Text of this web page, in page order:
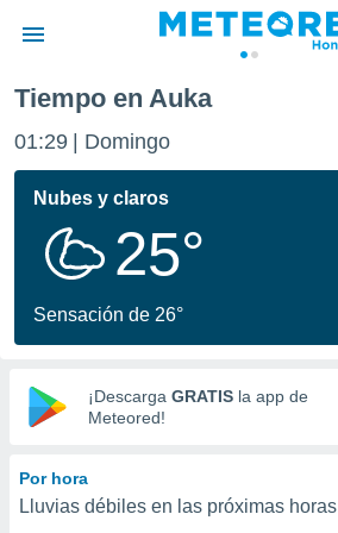
de
ha sido
calidad.
a este
las
y
digital
basada
Tiempo en Auka
01:29 Domingo
Nubes y claros
25°
Sensación de 26°
¡Descarga GRATIS la app de
Meteored!
Por hora
Lluvias débiles en las próximas horas